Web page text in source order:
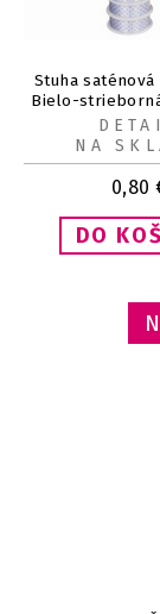
Stuha
Bielo-
m
0,80
NA